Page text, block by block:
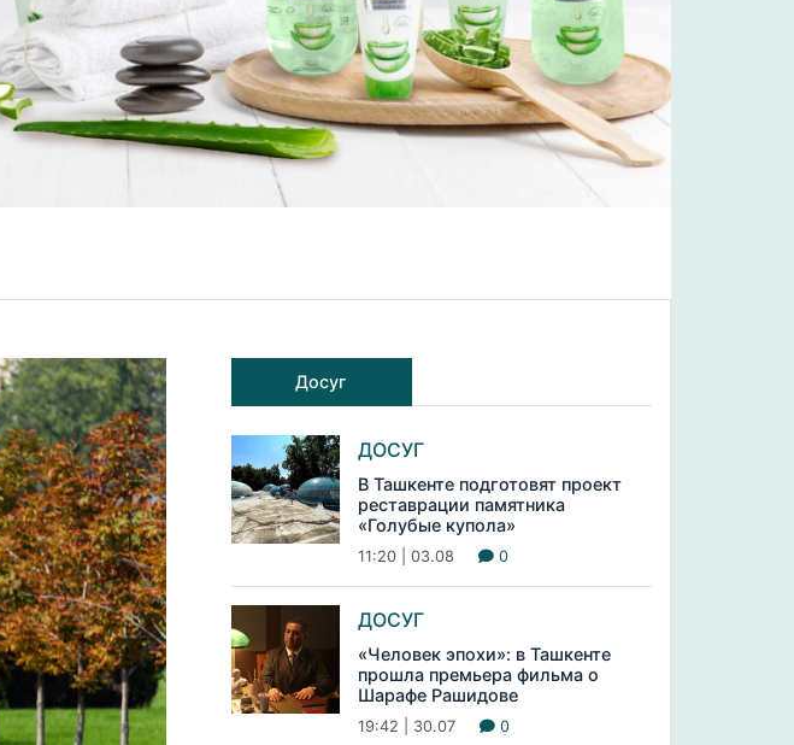
Досуг
ДОСУГ
В Ташкенте подготовят проект
реставрации памятника
«Голубые купола»
11:20 | 03.08 0
ДОСУГ
«Человек эпохи»: в Ташкенте
прошла премьера фильма о
Шарафе Рашидове
19:42 | 30.07 0